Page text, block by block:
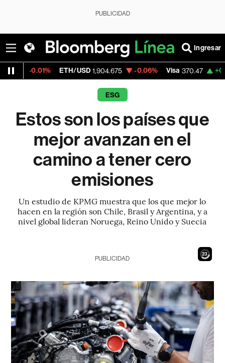
PUBLICIDAD
Ingresar
ETH/USD 1,904.675 -0.06% Visa 370.47 +0.52%
ESG
Estos son los países que
mejor avanzan en el
camino a tener cero
emisiones
Un estudio de KPMG muestra que los que mejor lo
hacen en la región son Chile, Brasil y Argentina, y a
nivel global lideran Noruega, Reino Unido y Suecia
22
PUBLICIDAD